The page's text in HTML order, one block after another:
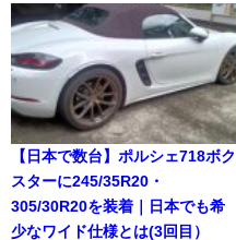
【日本で数台】ポルシェ718ボク
スターに245/35R20・
305/30R20を装着｜日本でも希
少なワイド仕様とは(3回目）